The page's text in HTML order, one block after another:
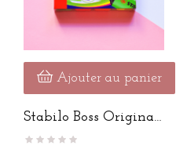
Ajouter au panier
Stabilo Boss Original
-...